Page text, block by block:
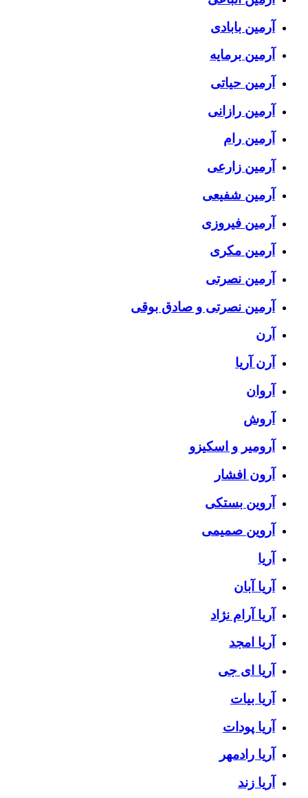
آرمین بابادی
آرمین برمایه
آرمین حیاتی
آرمین رازانی
آرمین رام
آرمین زارعی
آرمین شفیعی
آرمین فیروزی
آرمین مکری
آرمین نصرتی
آرمین نصرتی و صادق بوقی
آرن
آرن آریا
آروان
آروش
آرومیر و اسکیزو
آرون افشار
آروین بستکی
آروین صمیمی
آریا
آریا آبان
آریا آرام نژاد
آریا امجد
آریا ای جی
آریا بیات
آریا پودات
آریا رادمهر
آریا زند